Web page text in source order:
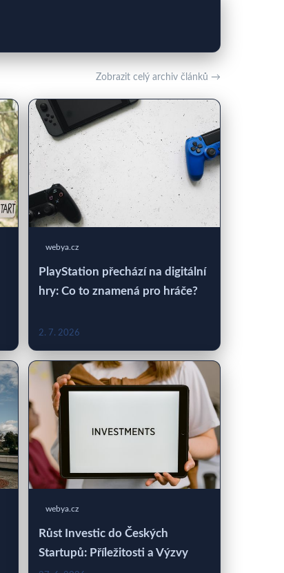
Zobrazit celý archiv článků →
webya.cz
PlayStation přechází na digitální
hry: Co to znamená pro hráče?
2. 7. 2026
webya.cz
Růst Investic do Českých
Startupů: Příležitosti a Výzvy